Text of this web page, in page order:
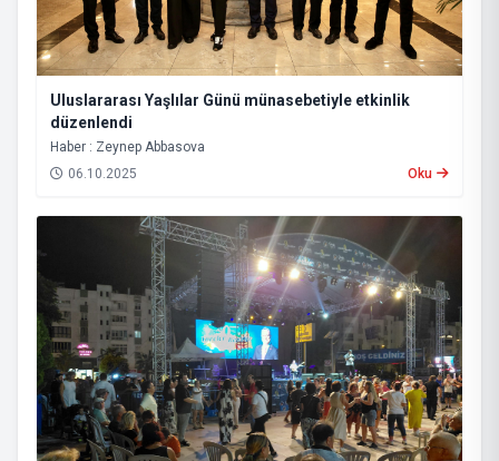
Uluslararası Yaşlılar Günü münasebetiyle etkinlik
düzenlendi
Haber : Zeynep Abbasova
06.10.2025
Oku